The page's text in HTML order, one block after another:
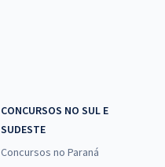
CONCURSOS NO SUL E
SUDESTE
Concursos no Paraná